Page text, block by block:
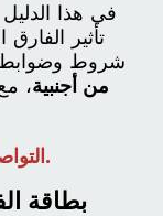
في هذا
تأثير
شروط
من أجنبية،
.